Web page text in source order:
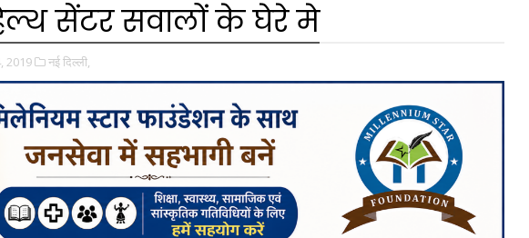
सेंटर सवालों के घेरे मे
2019 नई दिल्ली,